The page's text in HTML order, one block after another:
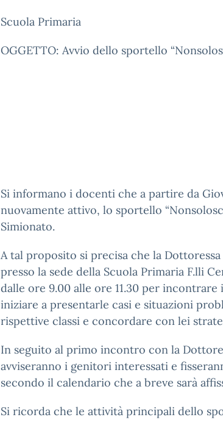
Scuola Primaria
OGGETTO: Avvio dello sportello
Si informano i docenti che a partire da
nuovamente attivo, lo sportello
Simionato.
A tal proposito si precisa che la
presso la sede della Scuola Primaria F.lli
dalle ore 9.00 alle ore 11.30 per
iniziare a presentarle casi e situazioni
rispettive classi e concordare con lei
In seguito al primo incontro con la
avviseranno i genitori interessati e
secondo il calendario che a breve sarà
Si ricorda che le attività principali dello